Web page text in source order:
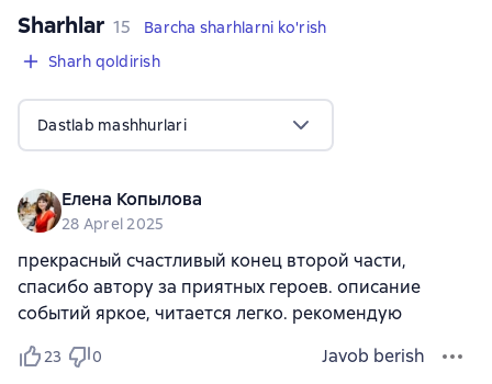
Sharhlar 15 sharhlar
15
Barcha sharhlarni ko'rish
Sharh qoldirish
Dastlab mashhurlari
Елена Копылова
28 Aprel 2025
прекрасный счастливый конец второй части,
спасибо автору за приятных героев. описание
событий яркое, читается легко. рекомендую
23 0 Javob berish